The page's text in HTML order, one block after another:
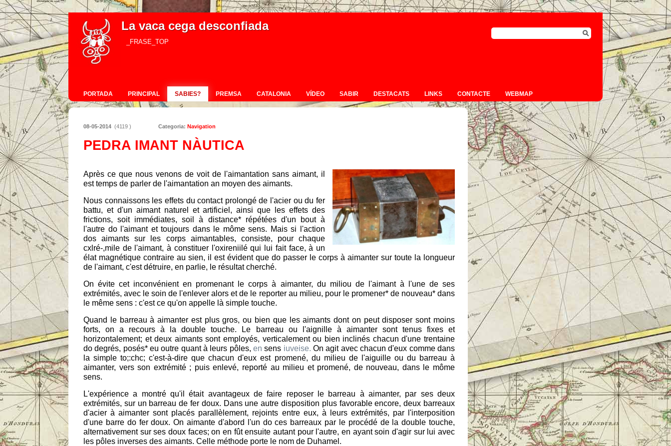
La vaca cega desconfiada
_FRASE_TOP
PORTADA PRINCIPAL SABIES? PREMSA CATALONIA VÍDEO SABIR DESTACATS LINKS CONTACTE WEBMAP
08-05-2014 (4119 ) Categoria: Navigation
PEDRA IMANT NÀUTICA
Après ce que nous venons de voit de l'aimantation sans aimant, il
est temps de parler de l'aimantation an moyen des aimants.
Nous connaissons les effets du contact prolongé de l'acier ou du fer
battu, et d'un aimant naturel et artificiel, ainsi que les effets des
frictions, soit immédiates, soil à distance* répétées d'un bout à
l'autre do l'aimant et toujours dans le môme sens. Mais si l'action
dos aimants sur les corps aimantables, consiste, pour chaque
cxlré-,mile de l'aimant, à constituer l'oxireniilé qui lui fait face, à un
élat magnétique contraire au sien, il est évident que do passer le corps à aimanter sur toute la longueur
de l'aimant, c'est détruire, en parlie, le résultat cherché.
On évite cet inconvénient en promenant le corps à aimanter, du miliou de l'aimant à l'une de ses
extrémités, avec le soin de l'enlever alors et de le reporter au milieu, pour le promener* de nouveau* dans
le même sens : c'est ce qu'on appelle là simple touche.
Quand le barreau à aimanter est plus gros, ou bien que les aimants dont on peut disposer sont moins
forts, on a recours à la double touche. Le barreau ou l'aignille à aimanter sont tenus fixes et
horizontalement; et deux aimants sont employés, verticalement ou bien inclinés chacun d'une trentaine
do degrés, posés* eu outre quant à leurs pôles, en sens iuveise. On agit avec chacun d'eux comme dans
la simple to;:chc; c'est-à-dire que chacun d'eux est promené, du milieu de l'aiguille ou du barreau à
aimanter, vers son extrémité ; puis enlevé, reporté au milieu et promené, de nouveau, dans le môme
sens.
L'expérience a montré qu'il était avantageux de faire reposer le barreau à aimanter, par ses deux
extrémités, sur un barreau de fer doux. Dans une autre disposition plus favorable encore, deux barreaux
d'acier à aimanter sont placés parallèlement, rejoints entre eux, à leurs extrémités, par l'interposition
d'une barre do fer doux. On aimante d'abord l'un do ces barreaux par le procédé de la double touche,
alternativement sur ses doux faces; on en fût ensuite autant pour l'autre, en ayant soin d'agir sur lui avec
les pôles inverses des aimants. Celle méthode porte le nom de Duhamel.